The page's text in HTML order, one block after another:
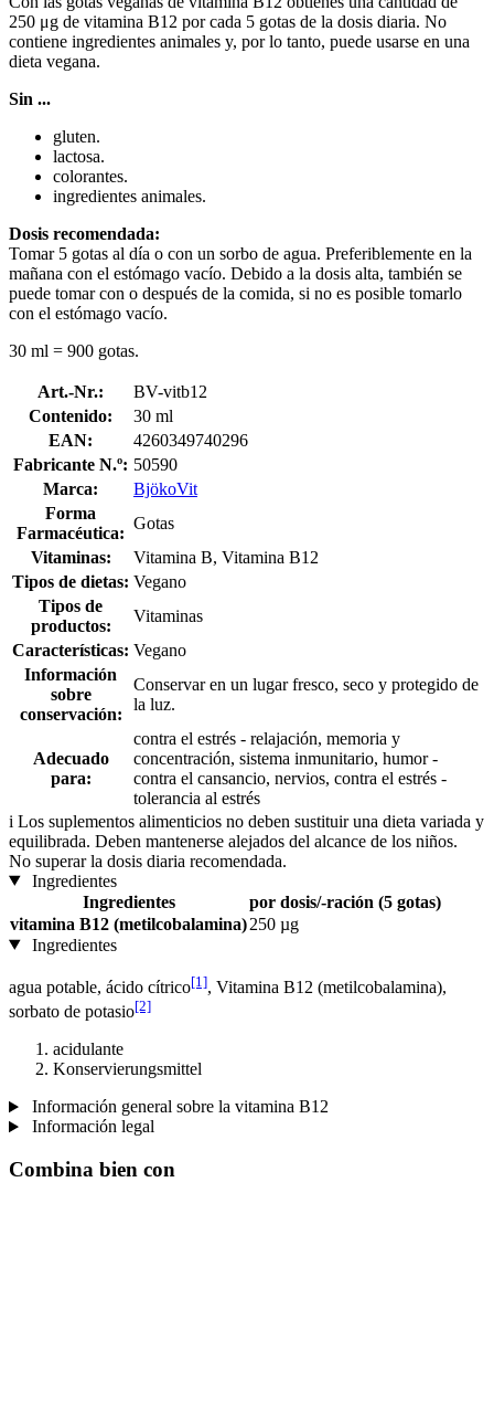
250 μg de vitamina B12 por cada 5 gotas de la dosis diaria. No
contiene ingredientes animales y, por lo tanto, puede usarse en una
dieta vegana.
Sin ...
gluten.
lactosa.
colorantes.
ingredientes animales.
Dosis recomendada:
Tomar 5 gotas al día o con un sorbo de agua. Preferiblemente en la
mañana con el estómago vacío. Debido a la dosis alta, también se
puede tomar con o después de la comida, si no es posible tomarlo
con el estómago vacío.
30 ml = 900 gotas.
Art.-Nr.:
BV-vitb12
Contenido:
30 ml
EAN:
4260349740296
Fabricante N.º: 50590
Marca:
BjökoVit
Forma
Farmacéutica:
Gotas
Vitaminas:
Vitamina B, Vitamina B12
Tipos de dietas: Vegano
Tipos de
productos:
Vitaminas
Características: Vegano
Información
sobre
conservación:
Conservar en un lugar fresco, seco y protegido de
la luz.
Adecuado
para:
contra el estrés - relajación, memoria y
concentración, sistema inmunitario, humor -
contra el cansancio, nervios, contra el estrés -
tolerancia al estrés
i Los suplementos alimenticios no deben sustituir una dieta variada y
equilibrada. Deben mantenerse alejados del alcance de los niños.
No superar la dosis diaria recomendada.
Ingredientes
Ingredientes
por dosis/-ración (5 gotas)
vitamina B12 (metilcobalamina)250 µg
Ingredientes
agua potable, ácido cítrico[1], Vitamina B12 (metilcobalamina),
sorbato de potasio[2]
acidulante
Konservierungsmittel
Información general sobre la vitamina B12
Información legal
Combina bien con